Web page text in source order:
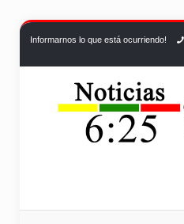
Informarnos lo que está ocurriendo!